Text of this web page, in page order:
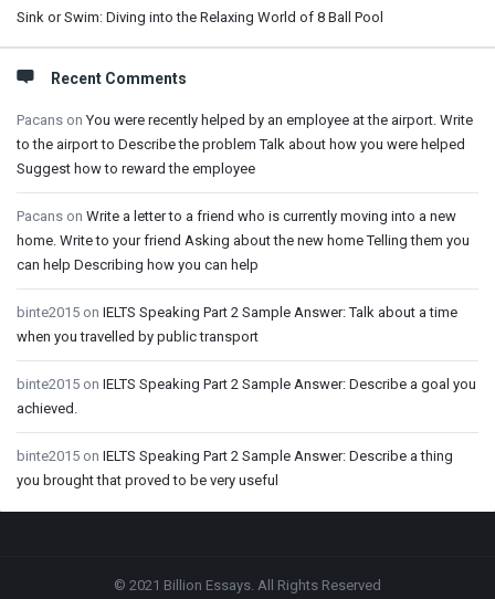
Sink or Swim: Diving into the Relaxing World of 8 Ball Pool
Recent Comments
Pacans onYou were recently helped by an employee at the airport. Write
to the airport to Describe the problem Talk about how you were helped
Suggest how to reward the employee
Pacans on Write a letter to a friend who is currently moving into a new
home. Write to your friend Asking about the new home Telling them you
can help Describing how you can help
binte2015 on IELTS Speaking Part 2 Sample Answer: Talk about a time
when you travelled by public transport
binte2015 on IELTS Speaking Part 2 Sample Answer: Describe a goal you
achieved.
binte2015 on IELTS Speaking Part 2 Sample Answer: Describe a thing
you brought that proved to be very useful
© 2021 Billion Essays. All Rights Reserved